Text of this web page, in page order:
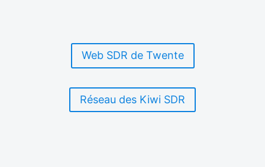
Web SDR de Twente
Réseau des Kiwi SDR